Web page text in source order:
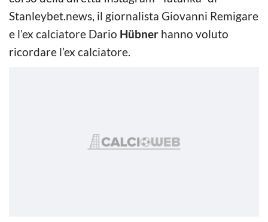
Stanleybet.news, il giornalista Giovanni Remigare
e l’ex calciatore Dario Hübner hanno voluto
ricordare l’ex calciatore.